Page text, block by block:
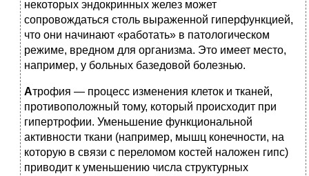
некоторых эндокринных желез может
сопровождаться столь выраженной гиперфункцией,
что они начинают «работать» в патологическом
режиме, вредном для организма. Это имеет место,
например, у больных базедовой болезнью.
Атрофия — процесс изменения клеток и тканей,
противоположный тому, который происходит при
гипертрофии. Уменьшение функциональной
активности ткани (например, мышц конечности, на
которую в связи с переломом костей наложен гипс)
приводит к уменьшению числа структурных